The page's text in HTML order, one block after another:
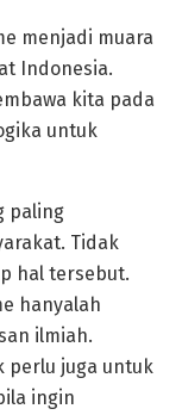
menjadi muara
Indonesia.
kita pada
untuk
paling
Tidak
hal tersebut.
hanyalah
ilmiah.
perlu juga untuk
ingin